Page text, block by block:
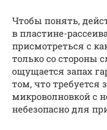
Чтобы понять,
в пластине-
присмотреться с
только со стороны
ощущается запах
том, что требуется
микроволновкой с
небезопасно для